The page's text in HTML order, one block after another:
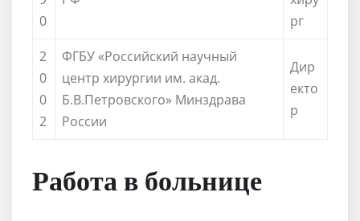
0
рг
2
0
0
2
ФГБУ «Российский научный
центр хирургии им. акад.
Б.В.Петровского» Минздрава
России
Дир
екто
р
Работа в больнице